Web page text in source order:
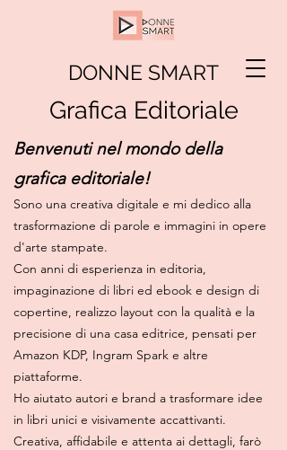
DONNE SMART
Grafica Editoriale
Benvenuti nel mondo della
grafica editoriale!
Sono una creativa digitale e mi dedico alla
trasformazione di parole e immagini in opere
d'arte stampate.
Con anni di esperienza in editoria,
impaginazione di libri ed ebook e design di
copertine, realizzo layout con la qualità e la
precisione di una casa editrice, pensati per
Amazon KDP, Ingram Spark e altre
piattaforme.
Ho aiutato autori e brand a trasformare idee
in libri unici e visivamente accattivanti.
Creativa, affidabile e attenta ai dettagli, farò